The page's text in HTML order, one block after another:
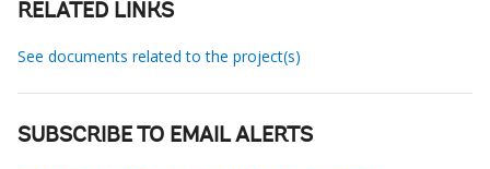
RELATED LINKS
See documents related to the project(s)
SUBSCRIBE TO EMAIL ALERTS